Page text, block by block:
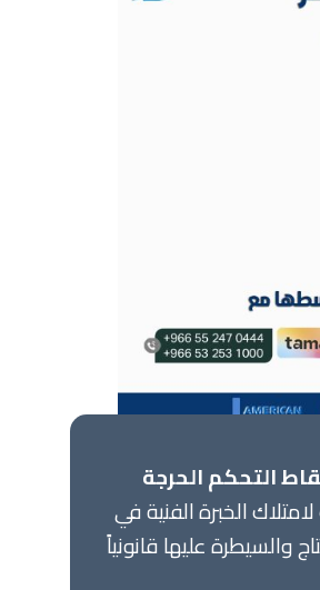
التحكم الحرجة
الخبرة الفنية في
عليها قانونياً